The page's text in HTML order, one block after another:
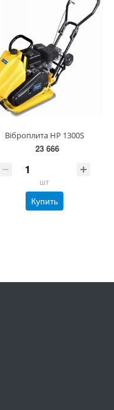
Віброплита HP 1300S
23 666
шт
Купить